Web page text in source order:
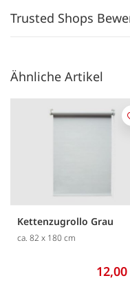
Trusted Shops
Ähnliche Artikel
Kettenzugrollo Grau
ca. 82 x 180 cm